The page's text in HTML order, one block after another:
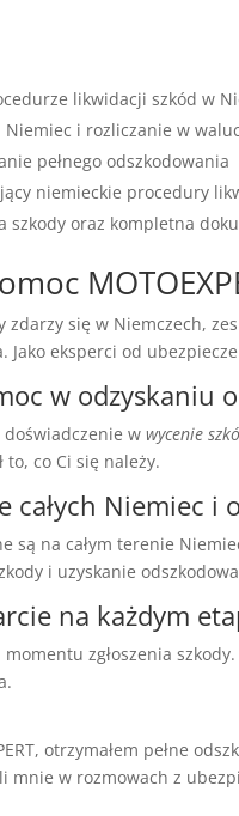
likwidacji szkód w
Niemiec i rozliczanie w
pełnego odszkodowania
niemieckie procedury
szkody oraz kompletna
się w Niemczech,
Jako eksperci od
w odzyskaniu
doświadczenie wwycenie
to, co Ci się należy.
całych Niemiec
są na całym terenie
i uzyskanie
na każdym
momentu zgłoszenia
otrzymałem pełne
mnie w rozmowach z